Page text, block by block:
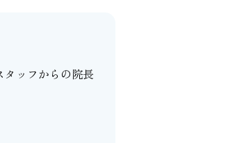
ッフからの院長